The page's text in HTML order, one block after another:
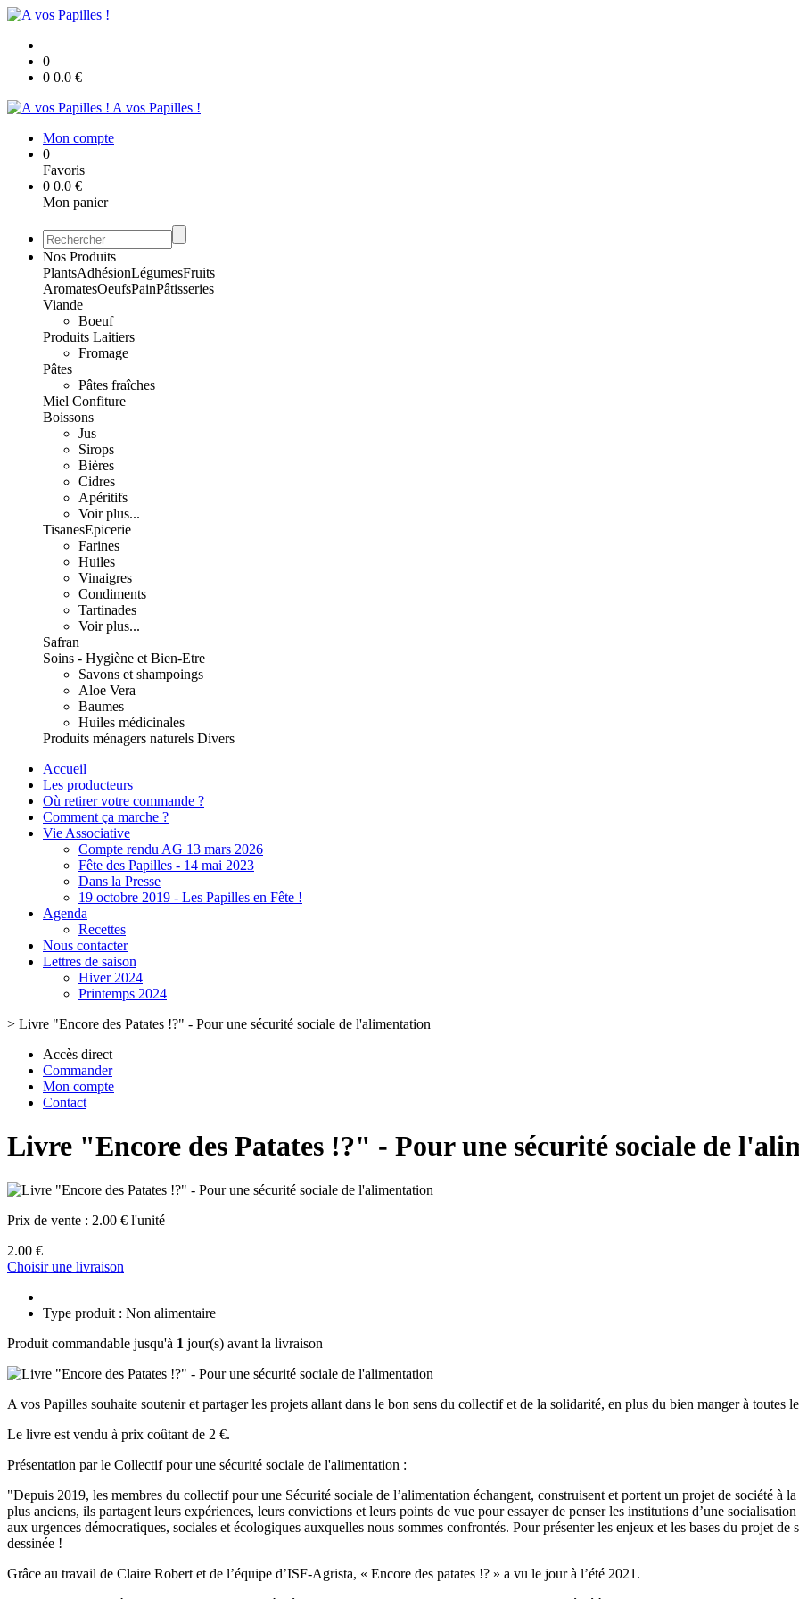
0
0 0.0 €
A vos Papilles !
Mon compte
0
Favoris
0 0.0 €
Mon panier
Nos Produits
PlantsAdhésionLégumesFruits
AromatesOeufsPainPâtisseries
Viande
Boeuf
Produits Laitiers
Fromage
Pâtes
Pâtes fraîches
Miel Confiture
Boissons
Jus
Sirops
Bières
Cidres
Apéritifs
Voir plus...
TisanesEpicerie
Farines
Huiles
Vinaigres
Condiments
Tartinades
Voir plus...
Safran
Soins - Hygiène et Bien-Etre
Savons et shampoings
Aloe Vera
Baumes
Huiles médicinales
Produits ménagers naturels Divers
Accueil
Les producteurs
Où retirer votre commande ?
Comment ça marche ?
Vie Associative
Compte rendu AG 13 mars 2026
Fête des Papilles - 14 mai 2023
Dans la Presse
19 octobre 2019 - Les Papilles en Fête !
Agenda
Recettes
Nous contacter
Lettres de saison
Hiver 2024
Printemps 2024
> Livre "Encore des Patates !?" - Pour une sécurité sociale de l'alimentation
Accès direct
Commander
Mon compte
Contact
Livre "Encore des Patates !?" - Pour une sécurité sociale de
Prix de vente : 2.00 € l'unité
2.00 €
Choisir une livraison
Type produit : Non alimentaire
Produit commandable jusqu'à 1 jour(s) avant la livraison
A vos Papilles souhaite soutenir et partager les projets allant dans le bon sens du collectif et de la solidarité, en plus du bien manger à toutes
Le livre est vendu à prix coûtant de 2 €.
Présentation par le Collectif pour une sécurité sociale de l'alimentation :
"Depuis 2019, les membres du collectif pour une Sécurité sociale de l’alimentation échangent, construisent et portent un projet de société à
plus anciens, ils partagent leurs expériences, leurs convictions et leurs points de vue pour essayer de penser les institutions d’une
aux urgences démocratiques, sociales et écologiques auxquelles nous sommes confrontés. Pour présenter les enjeux et les bases du projet
dessinée !
Grâce au travail de Claire Robert et de l’équipe d’ISF-Agrista, « Encore des patates !? » a vu le jour à l’été 2021.